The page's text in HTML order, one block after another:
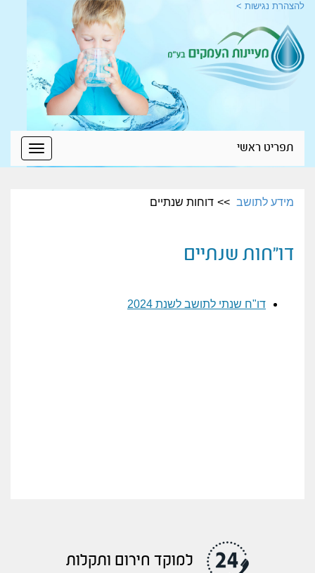
להצהרת נגישות >
Toggle
תפריט ראשי
מידע לתושב דוחות שנתיים
דו"חות שנתיים
דו"ח שנתי לתושב לשנת 2024
למוקד חירום ותקלות